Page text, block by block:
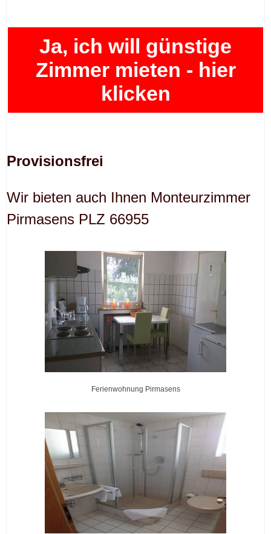
Ja, ich will günstige
Zimmer mieten - hier
klicken
Provisionsfrei
Wir bieten auch Ihnen Monteurzimmer
Pirmasens PLZ 66955
Ferienwohnung Pirmasens